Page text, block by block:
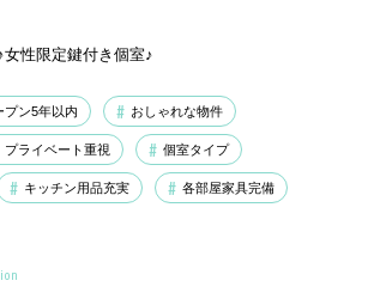
性限定鍵付き個室♪
プン5年以内 おしゃれな物件
プライベート重視 個室タイプ
キッチン用品充実 各部屋家具完備